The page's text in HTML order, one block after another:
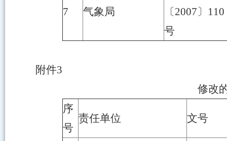
7 气象局
〔2007〕110
号
附件3
修改
序
号
责任单位 文号